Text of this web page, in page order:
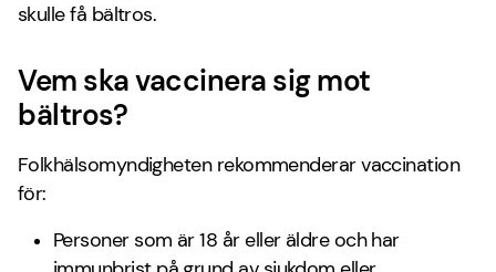
skulle få bältros.
Vem ska vaccinera sig mot
bältros?
Folkhälsomyndigheten rekommenderar vaccination
för:
Personer som är 18 år eller äldre och har